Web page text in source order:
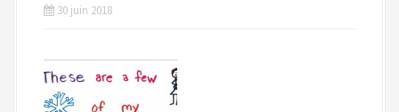
30 juin 2018